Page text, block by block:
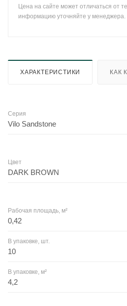
Цена на сайте может отличаться от
информацию уточняйте у менеджера.
ХАРАКТЕРИСТИКИ КАК
Серия
Vilo Sandstone
Цвет
DARK BROWN
Рабочая площадь, м²
0,42
В упаковке, шт.
10
В упаковке, м²
4,2